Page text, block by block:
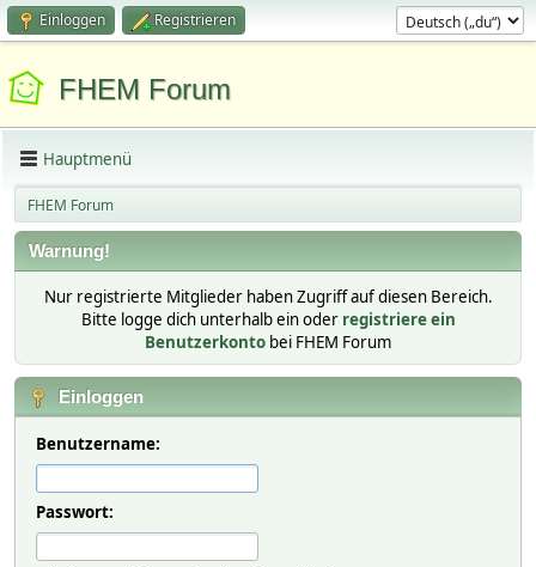
Einloggen Registrieren
FHEM Forum
Hauptmenü
FHEM Forum
Warnung!
Nur registrierte Mitglieder haben Zugriff auf diesen Bereich.
Bitte logge dich unterhalb ein oder registriere ein
Benutzerkonto bei FHEM Forum
Einloggen
Benutzername:
Passwort: